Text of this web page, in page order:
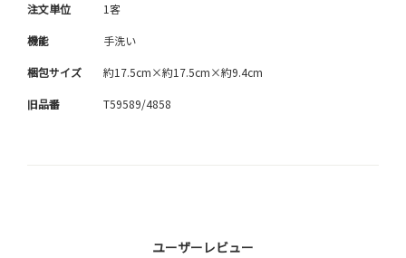
注文単位 1客
機能 手洗い
梱包サイズ 約17.5cm×約17.5cm×約9.4cm
旧品番 T59589/4858
ユーザーレビュー